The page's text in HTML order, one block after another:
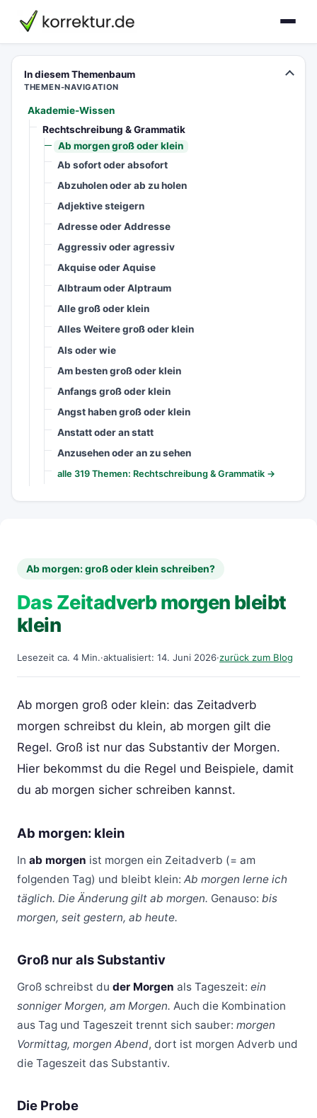
korrektur.de
In diesem Themenbaum
THEMEN-NAVIGATION
Akademie-Wissen
Rechtschreibung & Grammatik
Ab morgen groß oder klein
Ab sofort oder absofort
Abzuholen oder ab zu holen
Adjektive steigern
Adresse oder Addresse
Aggressiv oder agressiv
Akquise oder Aquise
Albtraum oder Alptraum
Alle groß oder klein
Alles Weitere groß oder klein
Als oder wie
Am besten groß oder klein
Anfangs groß oder klein
Angst haben groß oder klein
Anstatt oder an statt
Anzusehen oder an zu sehen
alle 319 Themen: Rechtschreibung & Grammatik →
Ab morgen: groß oder klein schreiben?
Das Zeitadverb morgen bleibt
klein
Lesezeit ca. 4 Min.·aktualisiert: 14. Juni 2026·zurück zum Blog
Ab morgen groß oder klein: das Zeitadverb
morgen schreibst du klein, ab morgen gilt die
Regel. Groß ist nur das Substantiv der Morgen.
Hier bekommst du die Regel und Beispiele, damit
du ab morgen sicher schreiben kannst.
Ab morgen: klein
In ab morgen ist morgen ein Zeitadverb (= am
folgenden Tag) und bleibt klein: Ab morgen lerne ich
täglich. Die Änderung gilt ab morgen. Genauso: bis
morgen, seit gestern, ab heute.
Groß nur als Substantiv
Groß schreibst du der Morgen als Tageszeit: ein
sonniger Morgen, am Morgen. Auch die Kombination
aus Tag und Tageszeit trennt sich sauber: morgen
Vormittag, morgen Abend, dort ist morgen Adverb und
die Tageszeit das Substantiv.
Die Probe